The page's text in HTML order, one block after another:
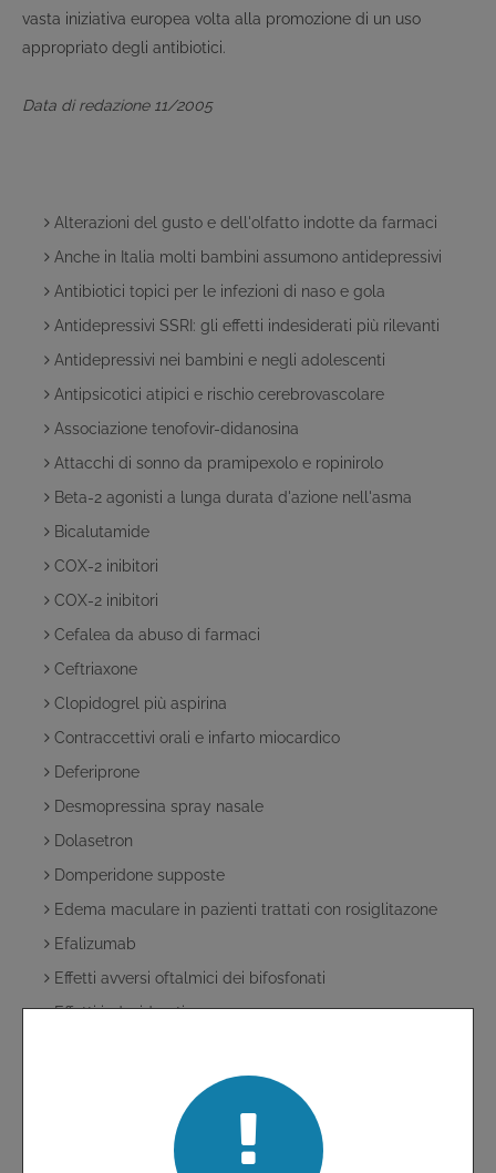
vasta iniziativa europea volta alla promozione di un uso
appropriato degli antibiotici.
Data di redazione 11/2005
Alterazioni del gusto e dell'olfatto indotte da farmaci
Anche in Italia molti bambini assumono antidepressivi
Antibiotici topici per le infezioni di naso e gola
Antidepressivi SSRI: gli effetti indesiderati più rilevanti
Antidepressivi nei bambini e negli adolescenti
Antipsicotici atipici e rischio cerebrovascolare
Associazione tenofovir-didanosina
Attacchi di sonno da pramipexolo e ropinirolo
Beta-2 agonisti a lunga durata d'azione nell'asma
Bicalutamide
COX-2 inibitori
COX-2 inibitori
Cefalea da abuso di farmaci
Ceftriaxone
Clopidogrel più aspirina
Contraccettivi orali e infarto miocardico
Deferiprone
Desmopressina spray nasale
Dolasetron
Domperidone supposte
Edema maculare in pazienti trattati con rosiglitazone
Efalizumab
Effetti avversi oftalmici dei bifosfonati
Effetti indesiderati
Effetti indesiderati gastrointestinali e cardiovascolari dei
Elevate percentuali di fallimenti terapeutici associati
all'uso di una terapia tripla contenente tenofovir,
lamivudina e didanosina